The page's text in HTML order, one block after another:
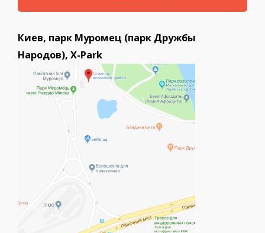
Киев, парк Муромец (парк Дружбы
Народов), X-Park